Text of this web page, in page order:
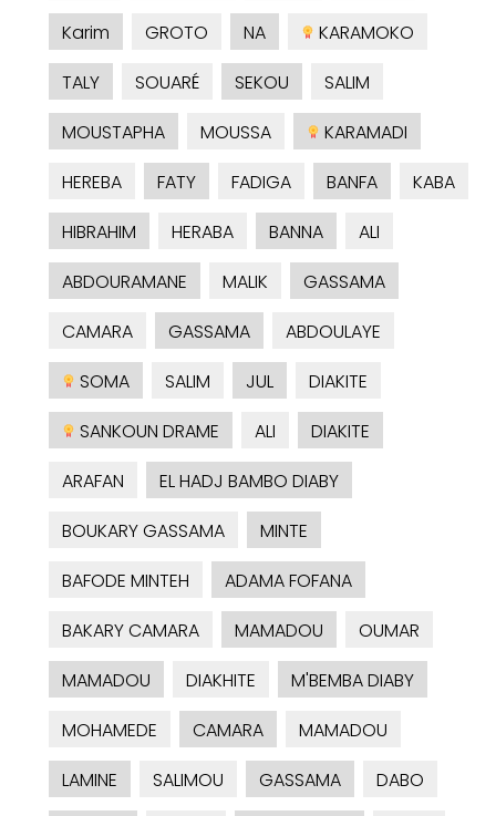
Karim
GROTO NA
KARAMOKO
TALY
SOUARÉ SEKOU
SALIM
MOUSTAPHA
MOUSSA
KARAMADI
HEREBA
FATY FADIGA BANFA
KABA
HIBRAHIM
HERABA BANNA
ALI
ABDOURAMANE
MALIK
GASSAMA
CAMARA
GASSAMA
ABDOULAYE
SOMA
SALIM JUL
DIAKITE
SANKOUN DRAME
ALI
DIAKITE
ARAFAN
EL HADJ BAMBO DIABY
BOUKARY GASSAMA
MINTE
BAFODE MINTEH
ADAMA FOFANA
BAKARY CAMARA
MAMADOU
OUMAR
MAMADOU
DIAKHITE
M'BEMBA DIABY
MOHAMEDE
CAMARA
MAMADOU
LAMINE
SALIMOU GASSAMA
DABO